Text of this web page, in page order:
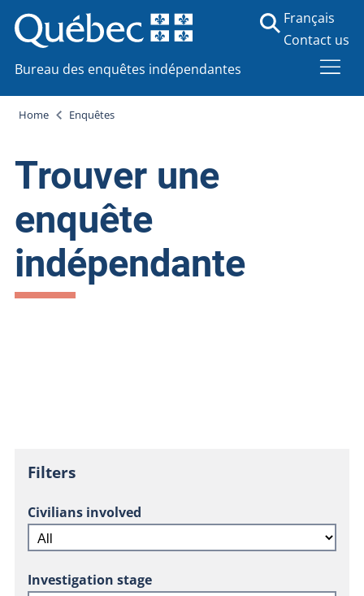
Bureau des enquêtes indépendantes
Français
Contact us
Home Enquêtes
Trouver une
enquête
indépendante
Filters
Civilians involved
Investigation stage